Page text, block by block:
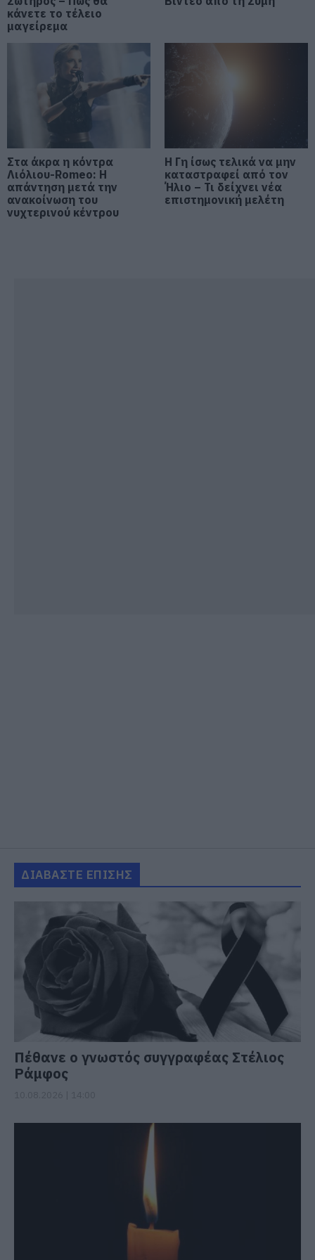
10.08.2026 | 10:20
Ελεγκτές της ΑΑΔΕ κατέσχεσαν
σχεδόν 1300 φιάλλες παράνομου
ψυκτικού υγρού φρέον (εικόνες)
10.08.2026 | 10:00
Μεγάλο βήμα για την υγεία στη
Βόρεια Εύβοια
10.08.2026 | 09:40
Εορτολόγιο: Ποιοι γιορτάζουν
σήμερα, Δευτέρα 10 Αυγούστου
κάνετε το τέλειο
μαγείρεμα
Στα άκρα η κόντρα
Λιόλιου-Romeo: Η
απάντηση μετά την
ανακοίνωση του
νυχτερινού κέντρου
Η Γη ίσως τελικά να μην
καταστραφεί από τον
Ήλιο – Τι δείχνει νέα
επιστημονική μελέτη
ΔΙΑΒΑΣΤΕ ΕΠΙΣΗΣ
Πέθανε ο γνωστός συγγραφέας Στέλιος
Ράμφος